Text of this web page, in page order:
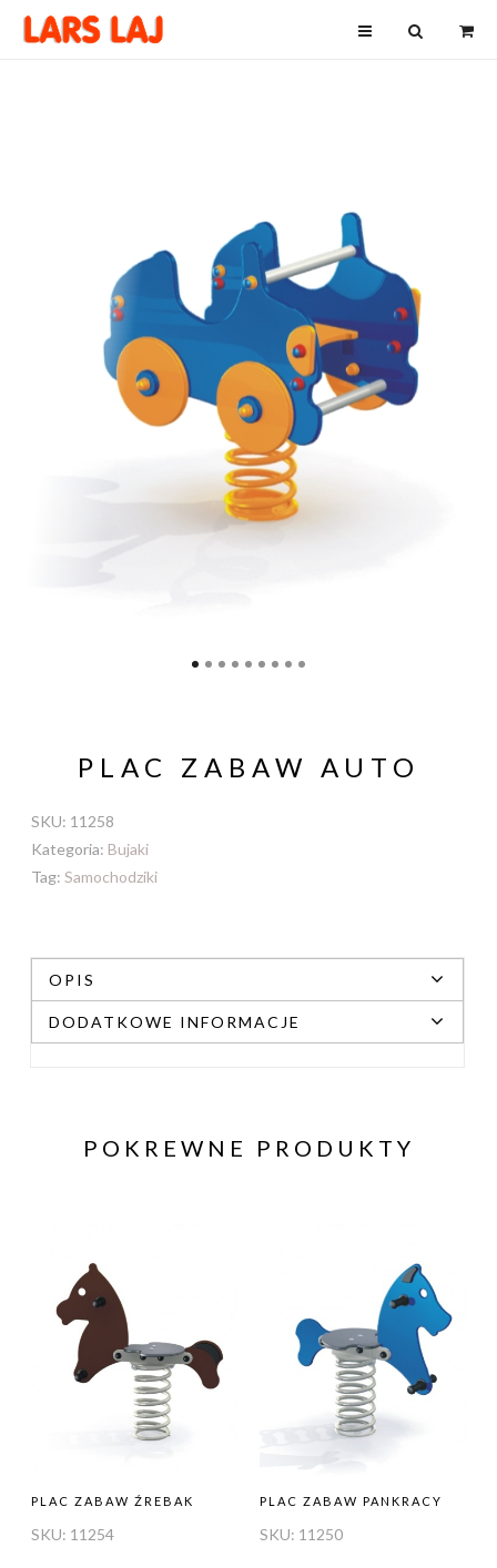
PLAC ZABAW AUTO
SKU: 11258
Kategoria: Bujaki
Tag:Samochodziki
OPIS
DODATKOWE INFORMACJE
POKREWNE PRODUKTY
PLAC ZABAW ŹREBAK
SKU: 11254
PLAC ZABAW PANKRACY
SKU: 11250